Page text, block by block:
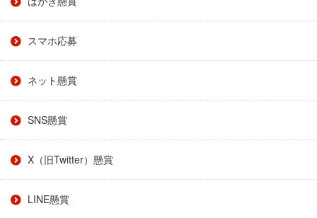
スマホ応募
ネット懸賞
SNS懸賞
X（旧Twitter）懸賞
LINE懸賞